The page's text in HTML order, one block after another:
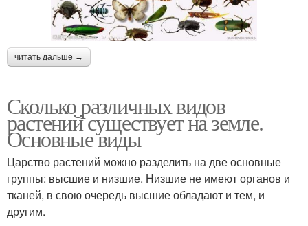
читать дальше →
Сколько различных видов
растений существует на земле.
Основные виды
Царство растений можно разделить на две основные
группы: высшие и низшие. Низшие не имеют органов и
тканей, в свою очередь высшие обладают и тем, и
другим.